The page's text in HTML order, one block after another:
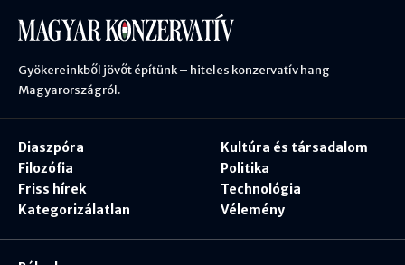
Gyökereinkből jövőt építünk – hiteles konzervatív hang
Magyarországról.
Diaszpóra
Filozófia
Friss hírek
Kategorizálatlan
Kultúra és társadalom
Politika
Technológia
Vélemény